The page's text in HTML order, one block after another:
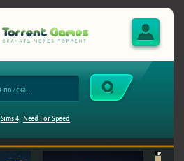
Sims 4, Need For Speed